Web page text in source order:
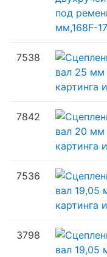
7538
7842
7536
3798